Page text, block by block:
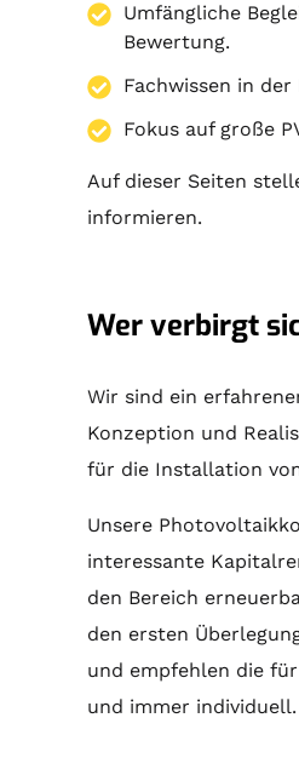
Umfängliche
Bewertung.
Fachwissen in
Fokus auf große
Auf dieser Seiten
informieren.
Wer verbirgt
Wir sind ein
Konzeption und
für die Installation
Unsere
interessante
den Bereich
den ersten
und empfehlen die
und immer individuell.